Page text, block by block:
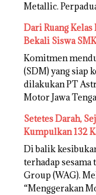
Metallic.
Dari Ruang
Bekali Siswa
Komitmen
(SDM) yang
dilakukan PT
Motor Jawa
Setetes Darah,
Kumpulkan 132
Di balik
terhadap
Group (WAG).
“Menggerakan